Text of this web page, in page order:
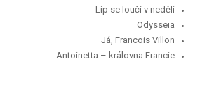
Líp se loučí v neděli
Odysseia
Já, Francois Villon
Antoinetta – královna Francie